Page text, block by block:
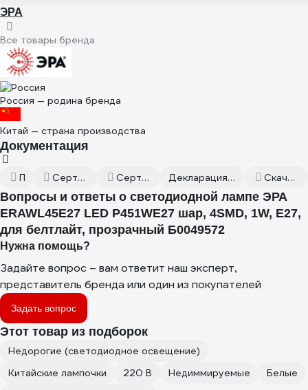
ЭРА
Все товары бренда
Россия — родина бренда
Китай — страна производства
Документация
Сертификаты соответствия Сертификаты соответствия Декларация о соответствии от 2024.08.07 Скачать всю документацию
Вопросы и ответы о светодиодной лампе ЭРА
ERAWL45E27 LED P451WЕ27 шар, 4SMD, 1W, E27,
для белтлайт, прозрачный Б0049572
Нужна помощь?
Задайте вопрос – вам ответит наш эксперт,
представитель бренда или один из покупателей
Задать вопрос
Этот товар из подборок
Недорогие (светодиодное освещение)
Китайские лампочки
220 В Недиммируемые
Белые